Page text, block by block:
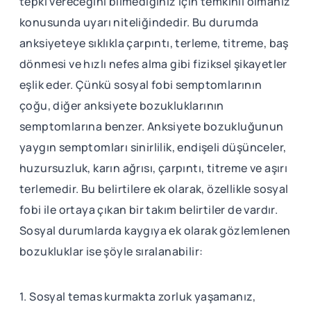
konusunda uyarı niteliğindedir. Bu durumda
anksiyeteye sıklıkla çarpıntı, terleme, titreme, baş
dönmesi ve hızlı nefes alma gibi fiziksel şikayetler
eşlik eder. Çünkü sosyal fobi semptomlarının
çoğu, diğer anksiyete bozukluklarının
semptomlarına benzer. Anksiyete bozukluğunun
yaygın semptomları sinirlilik, endişeli düşünceler,
huzursuzluk, karın ağrısı, çarpıntı, titreme ve aşırı
terlemedir. Bu belirtilere ek olarak, özellikle sosyal
fobi ile ortaya çıkan bir takım belirtiler de vardır.
Sosyal durumlarda kaygıya ek olarak gözlemlenen
bozukluklar ise şöyle sıralanabilir:
1. Sosyal temas kurmakta zorluk yaşamanız,